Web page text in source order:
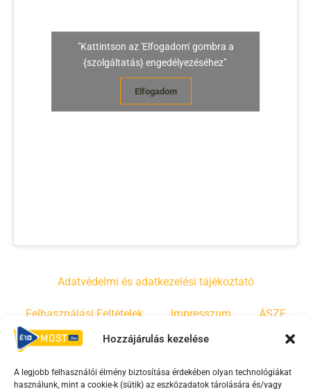
Hozzájárulás kezelése
A legjobb felhasználói élmény biztosítása érdekében olyan technológiákat
használunk, mint a cookie-k (sütik) az eszközadatok tárolására és/vagy
"Kattintson az 'Elfogadom' gombra a
{szolgáltatás} engedélyezéséhez"
Elfogadom
Adatvédelmi és adatkezelési tájékoztató
Felhasználási Feltételek Impresszum ÁSZF
Irányelvek Moderálási szabályzat